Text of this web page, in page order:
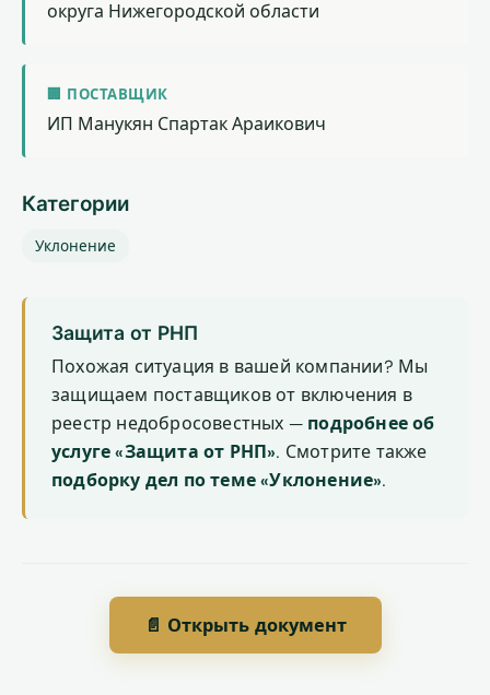
округа Нижегородской области
🏢 ПОСТАВЩИК
ИП Манукян Спартак Араикович
Категории
Уклонение
Защита от РНП
Похожая ситуация в вашей компании? Мы
защищаем поставщиков от включения в
реестр недобросовестных — подробнее об
услуге «Защита от РНП». Смотрите также
подборку дел по теме «Уклонение».
📄 Открыть документ